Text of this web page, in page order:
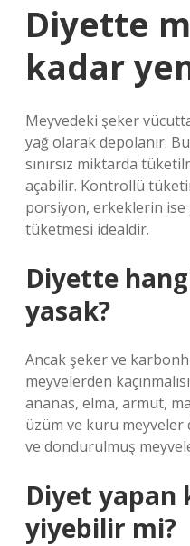
Diyette
kadar
Meyvedeki şeker
yağ olarak depolanır.
sınırsız miktarda
açabilir. Kontrollü
porsiyon, erkeklerin
tüketmesi idealdir.
Diyette
yasak?
Ancak şeker ve
meyvelerden
ananas, elma, armut,
üzüm ve kuru meyveler
ve dondurulmuş
Diyet yapan
yiyebilir mi?